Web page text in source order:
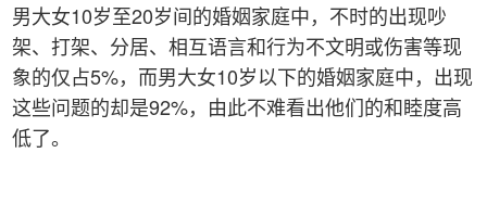
男大女10岁至20岁间的婚姻家庭中，不时的出现吵
架、打架、分居、相互语言和行为不文明或伤害等现
象的仅占5%，而男大女10岁以下的婚姻家庭中，出现
这些问题的却是92%，由此不难看出他们的和睦度高
低了。